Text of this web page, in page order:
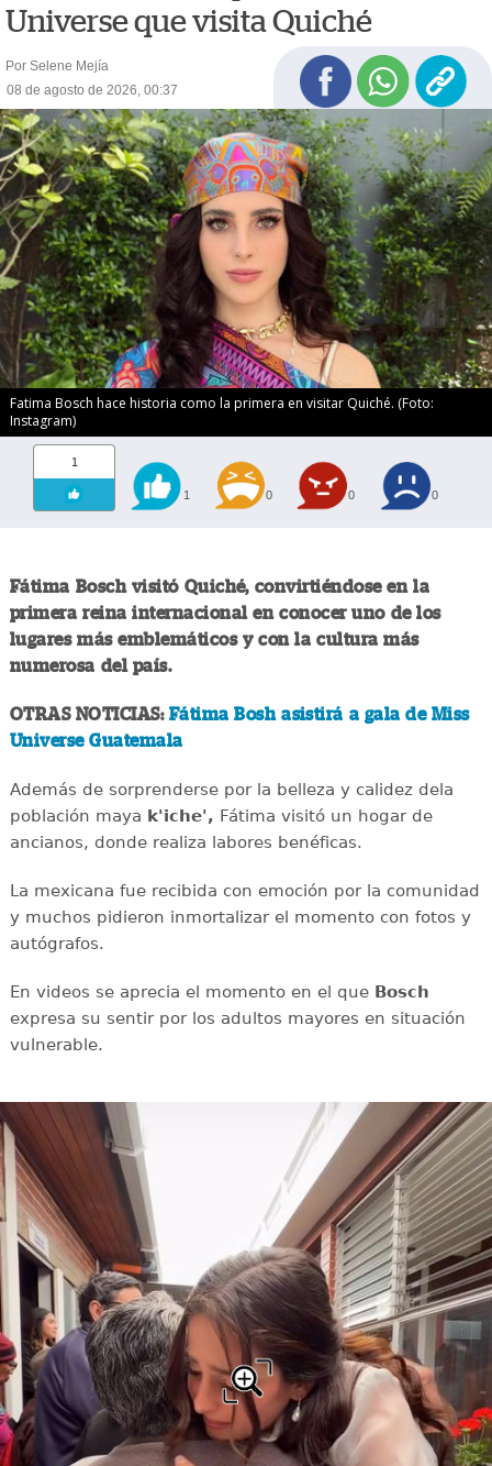
Universe que visita Quiché
Por Selene Mejía
08 de agosto de 2026, 00:37
Fatima Bosch hace historia como la primera en visitar Quiché. (Foto:
Instagram)
1
1 0 0 0
Fátima Bosch visitó Quiché, convirtiéndose en la
primera reina internacional en conocer uno de los
lugares más emblemáticos y con la cultura más
numerosa del país.
OTRAS NOTICIAS: Fátima Bosh asistirá a gala de Miss
Universe Guatemala
Además de sorprenderse por la belleza y calidez dela
población maya k'iche', Fátima visitó un hogar de
ancianos, donde realiza labores benéficas.
La mexicana fue recibida con emoción por la comunidad
y muchos pidieron inmortalizar el momento con fotos y
autógrafos.
En videos se aprecia el momento en el queBosch
expresa su sentir por los adultos mayores en situación
vulnerable.